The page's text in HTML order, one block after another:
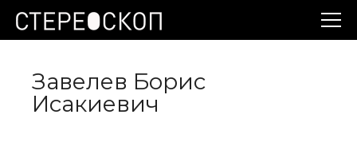
Завелев Борис
Исакиевич